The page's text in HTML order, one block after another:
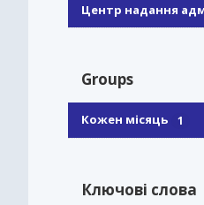
Центр надання
Groups
Кожен місяць 1
Ключові слова